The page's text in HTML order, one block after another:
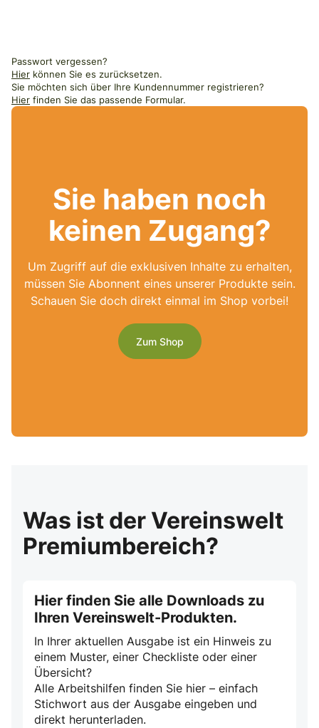
Passwort vergessen?
Hier können Sie es zurücksetzen.
Sie möchten sich über Ihre Kundennummer registrieren?
Hier finden Sie das passende Formular.
Sie haben noch
keinen Zugang?
Um Zugriff auf die exklusiven Inhalte zu erhalten,
müssen Sie Abonnent eines unserer Produkte sein.
Schauen Sie doch direkt einmal im Shop vorbei!
Zum Shop
Was ist der Vereinswelt
Premiumbereich?
Hier finden Sie alle Downloads zu
Ihren Vereinswelt-Produkten.
In Ihrer aktuellen Ausgabe ist ein Hinweis zu
einem Muster, einer Checkliste oder einer
Übersicht?
Alle Arbeitshilfen finden Sie hier – einfach
Stichwort aus der Ausgabe eingeben und
direkt herunterladen.